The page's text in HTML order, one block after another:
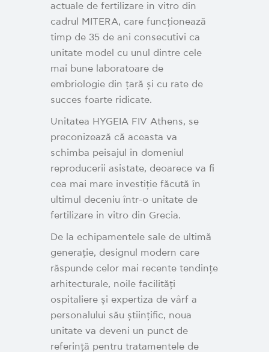
actuale de fertilizare in vitro din
cadrul MITERA, care funcționează
timp de 35 de ani consecutivi ca
unitate model cu unul dintre cele
mai bune laboratoare de
embriologie din țară și cu rate de
succes foarte ridicate.
Unitatea HYGEIA FIV Athens, se
preconizează că aceasta va
schimba peisajul în domeniul
reproducerii asistate, deoarece va fi
cea mai mare investiție făcută în
ultimul deceniu într-o unitate de
fertilizare in vitro din Grecia.
De la echipamentele sale de ultimă
generație, designul modern care
răspunde celor mai recente tendințe
arhitecturale, noile facilități
ospitaliere și expertiza de vârf a
personalului său științific, noua
unitate va deveni un punct de
referință pentru tratamentele de